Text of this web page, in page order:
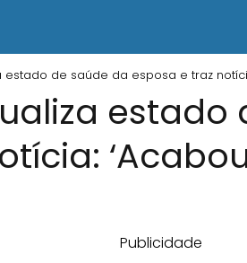
estado de saúde da esposa e traz
estado
Publicidade